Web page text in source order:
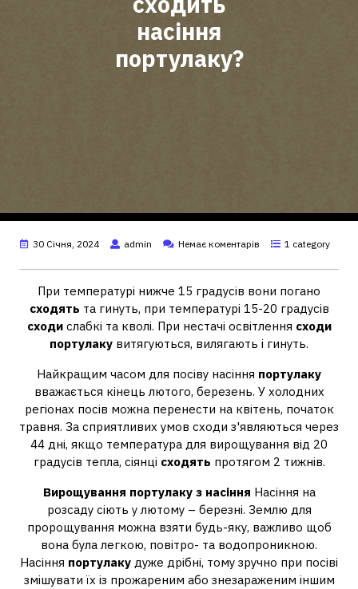
насіння
портулаку?
30 Січня, 2024 admin Немає коментарів 1 category
При температурі нижче 15 градусів вони погано
сходять та гинуть, при температурі 15-20 градусів
сходислабкі та кволі. При нестачі освітлення сходи
портулаку витягуються, вилягають і гинуть.
Найкращим часом для посіву насіння портулаку
вважається кінець лютого, березень. У холодних
регіонах посів можна перенести на квітень, початок
травня. За сприятливих умов сходи з'являються через
44 дні, якщо температура для вирощування від 20
градусів тепла, сіянці сходять протягом 2 тижнів.
Вирощування портулаку з насіння Насіння на
розсаду сіють у лютому – березні. Землю для
пророщування можна взяти будь-яку, важливо щоб
вона була легкою, повітро- та водопроникною.
Насіння портулаку дуже дрібні, тому зручно при посіві
змішувати їх із прожареним або знезараженим іншим